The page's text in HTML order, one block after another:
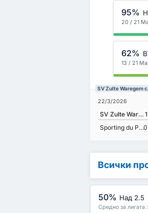
95%
20 / 21
62%
13 / 21
SV Zulte Waregem
22/3/2026
SV Zulte Waregem 1
Sporting du Pays de Charleroi0
Всички
50% Над 2.5
Средно за лигата